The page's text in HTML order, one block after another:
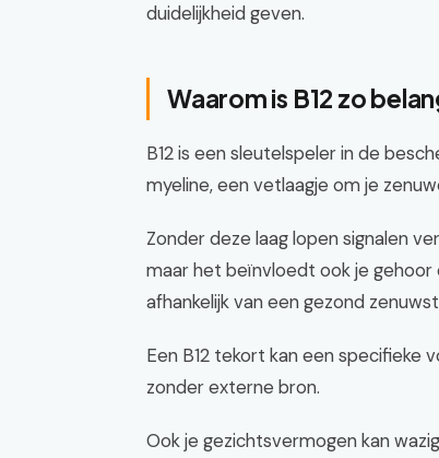
duidelijkheid geven.
Waarom is B12 zo
B12 is een sleutelspeler in de
myeline, een vetlaagje om je
Zonder deze laag lopen signalen
maar het beïnvloedt ook je
afhankelijk van een gezond
Een B12 tekort kan een specifieke
zonder externe bron.
Ook je gezichtsvermogen kan